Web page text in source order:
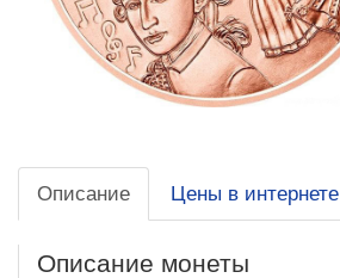
Описание Цены в интернете
Описание монеты